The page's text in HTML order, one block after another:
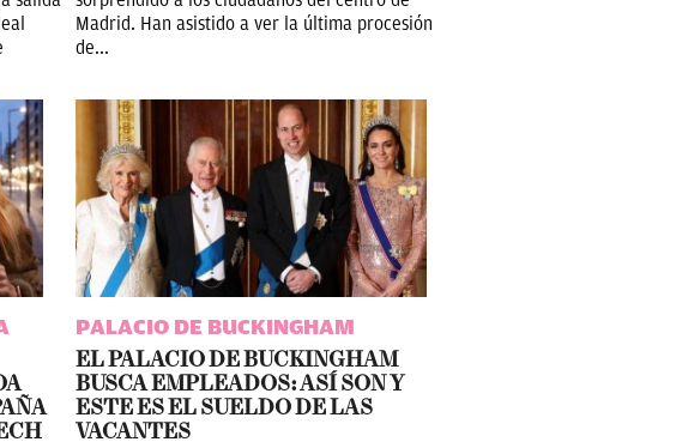
Madrid. Han asistido a ver la última procesión
de...
PALACIO DE BUCKINGHAM
EL PALACIO DE BUCKINGHAM
BUSCA EMPLEADOS: ASÍ SON Y
ESTE ES EL SUELDO DE LAS
VACANTES